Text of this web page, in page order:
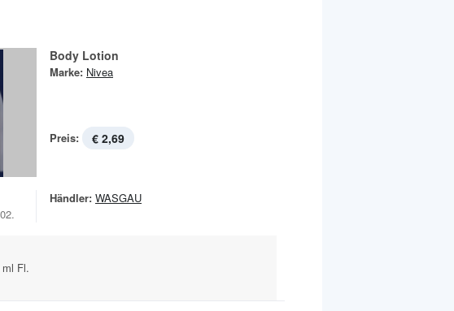
Body Lotion
Marke: Nivea
Preis: € 2,69
Händler: WASGAU
Fl.